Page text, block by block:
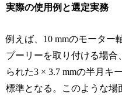
実際の使用例と選定実務
例えば、10 mmのモーター
プーリーを取り付ける場合
られた3 × 3.7 mmの半月キ
標準となる。このような場